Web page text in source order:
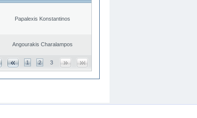
Papalexis Konstantinos
Angourakis Charalampos
1 2 3